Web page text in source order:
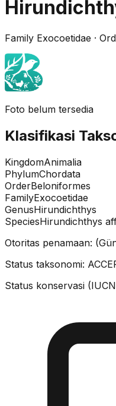
Family Exocoetidae ·
Foto belum tersedia
Klasifikasi
KingdomAnimalia
PhylumChordata
OrderBeloniformes
FamilyExocoetidae
GenusHirundichthys
SpeciesHirundichthys
Otoritas penamaan:
Status taksonomi:
Status konservasi